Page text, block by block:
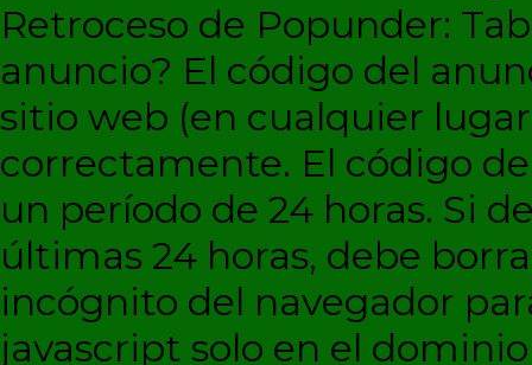
Retroceso de Popunder:
anuncio? El código del
sitio web (en cualquier
correctamente. El código
un período de 24 horas. Si
últimas 24 horas, debe
incógnito del navegador
javascript solo en el